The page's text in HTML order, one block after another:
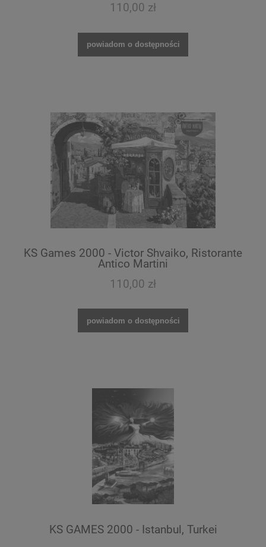
110,00 zł
powiadom o dostępności
KS Games 2000 - Victor Shvaiko, Ristorante
Antico Martini
110,00 zł
powiadom o dostępności
KS GAMES 2000 - Istanbul, Turkei